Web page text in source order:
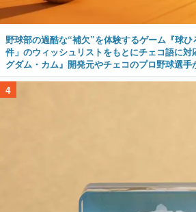
野球部の過酷な“補欠”を体験するゲーム『球
件」のウィッシュリストをもとにチェコ語に
グダム・カム』開発元やチェコのプロ野球選手
4